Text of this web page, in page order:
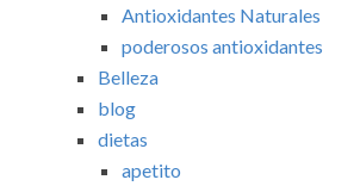
Antioxidantes Naturales
poderosos antioxidantes
Belleza
blog
dietas
apetito